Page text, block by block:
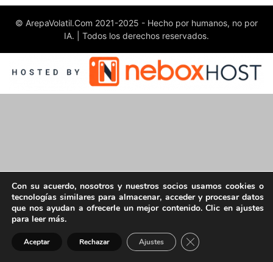
© ArepaVolatil.Com 2021-2025 - Hecho por humanos, no por
IA. | Todos los derechos reservados.
Con su acuerdo, nosotros y nuestros socios usamos cookies o
tecnologías similares para almacenar, acceder y procesar datos
que nos ayudan a ofrecerle un mejor contenido. Clic en ajustes
para leer más.
Aceptar Rechazar Ajustes Cerrar el banner de